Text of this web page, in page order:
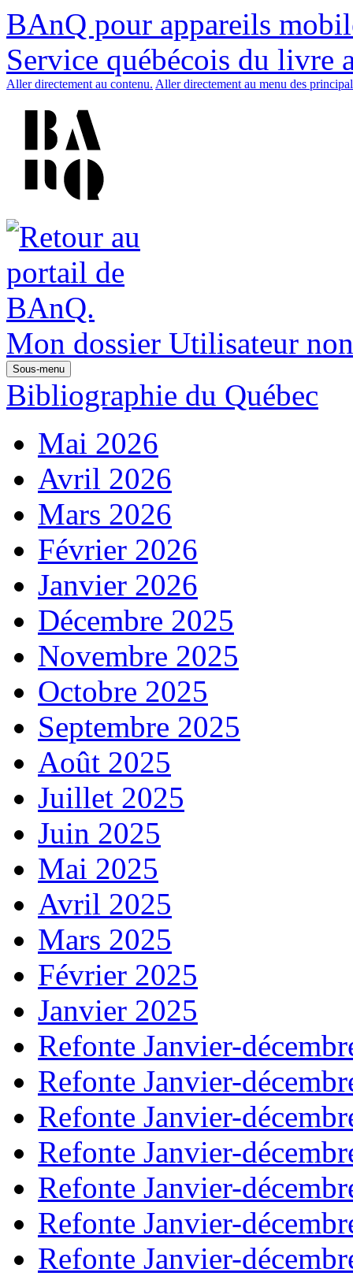
BAnQ pour appareils
Service québécois du livre
Aller directement au contenu. Aller directement au menu des
Mon dossier Utilisateur
Sous-menu
Bibliographie du Québec
Mai 2026
Avril 2026
Mars 2026
Février 2026
Janvier 2026
Décembre 2025
Novembre 2025
Octobre 2025
Septembre 2025
Août 2025
Juillet 2025
Juin 2025
Mai 2025
Avril 2025
Mars 2025
Février 2025
Janvier 2025
Refonte Janvier-
Refonte Janvier-
Refonte Janvier-
Refonte Janvier-
Refonte Janvier-
Refonte Janvier-
Refonte Janvier-